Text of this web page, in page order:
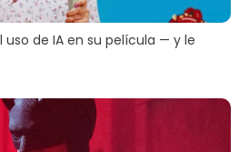
uso de IA en su película — y le